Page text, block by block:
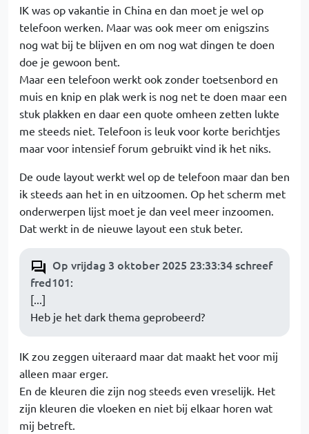
IK was op vakantie in China en dan moet je wel op
telefoon werken. Maar was ook meer om enigszins
nog wat bij te blijven en om nog wat dingen te doen
doe je gewoon bent.
Maar een telefoon werkt ook zonder toetsenbord en
muis en knip en plak werk is nog net te doen maar een
stuk plakken en daar een quote omheen zetten lukte
me steeds niet. Telefoon is leuk voor korte berichtjes
maar voor intensief forum gebruikt vind ik het niks.
De oude layout werkt wel op de telefoon maar dan ben
ik steeds aan het in en uitzoomen. Op het scherm met
onderwerpen lijst moet je dan veel meer inzoomen.
Dat werkt in de nieuwe layout een stuk beter.
Op vrijdag 3 oktober 2025 23:33:34 schreef
fred101:
[...]
Heb je het dark thema geprobeerd?
IK zou zeggen uiteraard maar dat maakt het voor mij
alleen maar erger.
En de kleuren die zijn nog steeds even vreselijk. Het
zijn kleuren die vloeken en niet bij elkaar horen wat
mij betreft.